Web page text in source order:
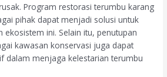
Program restorasi terumbu karang
pihak dapat menjadi solusi untuk
ini. Selain itu, penutupan
kawasan konservasi juga dapat
dalam menjaga kelestarian terumbu